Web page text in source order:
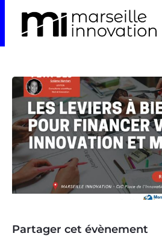
Partager cet évènement